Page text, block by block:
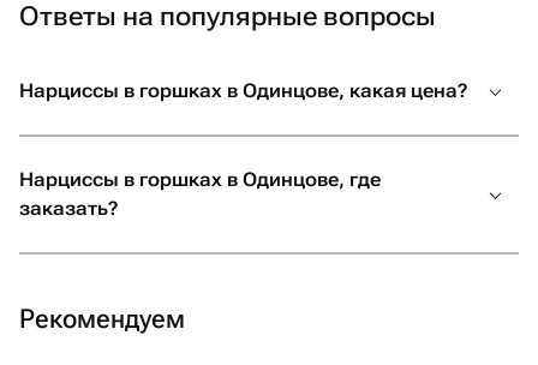
Ответы на популярные вопросы
Нарциссы в горшках в Одинцове, какая цена?
Нарциссы в горшках в Одинцове, где
заказать?
Рекомендуем